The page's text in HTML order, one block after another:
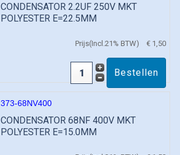
CONDENSATOR 2.2UF 250V MKT
POLYESTER E=22.5MM
Prijs(Incl.21% BTW) € 1,50
373-68NV400
CONDENSATOR 68NF 400V MKT
POLYESTER E=15.0MM